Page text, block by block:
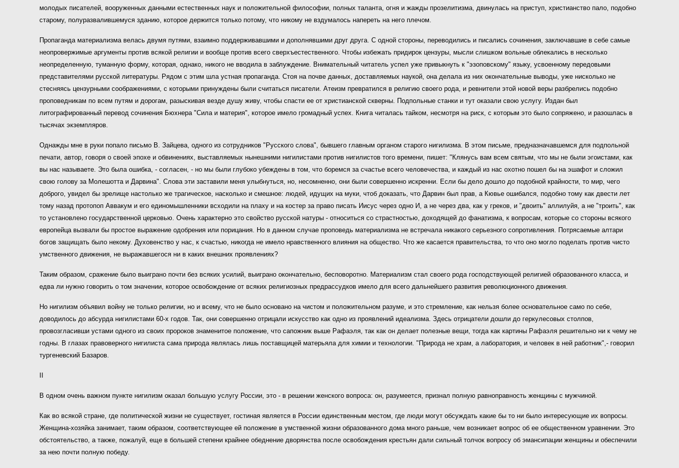
молодых писателей, вооруженных данными естественных наук и положительной философии, полных таланта, огня и жажды прозелитизма, двинулась на приступ, христианство пало, подобно
старому, полуразвалившемуся зданию, которое держится только потому, что никому не вздумалось напереть на него плечом.
Пропаганда материализма велась двумя путями, взаимно поддерживавшими и дополнявшими друг друга. С одной стороны, переводились и писались сочинения, заключавшие в себе самые
неопровержимые аргументы против всякой религии и вообще против всего сверхъестественного. Чтобы избежать придирок цензуры, мысли слишком вольные облекались в несколько
неопределенную, туманную форму, которая, однако, никого не вводила в заблуждение. Внимательный читатель успел уже привыкнуть к "эзоповскому" языку, усвоенному передовыми
представителями русской литературы. Рядом с этим шла устная пропаганда. Стоя на почве данных, доставляемых наукой, она делала из них окончательные выводы, уже нисколько не
стесняясь цензурными соображениями, с которыми принуждены были считаться писатели. Атеизм превратился в религию своего рода, и ревнители этой новой веры разбрелись подобно
проповедникам по всем путям и дорогам, разыскивая везде душу живу, чтобы спасти ее от христианской скверны. Подпольные станки и тут оказали свою услугу. Издан был
литографированный перевод сочинения Бюхнера "Сила и материя", которое имело громадный успех. Книга читалась тайком, несмотря на риск, с которым это было сопряжено, и разошлась в
тысячах экземпляров.
Однажды мне в руки попало письмо В. Зайцева, одного из сотрудников "Русского слова", бывшего главным органом старого нигилизма. В этом письме, предназначавшемся для подпольной
печати, автор, говоря о своей эпохе и обвинениях, выставляемых нынешними нигилистами против нигилистов того времени, пишет: "Клянусь вам всем святым, что мы не были эгоистами, как
вы нас называете. Это была ошибка, - согласен, - но мы были глубоко убеждены в том, что боремся за счастье всего человечества, и каждый из нас охотно пошел бы на эшафот и сложил
свою голову за Молешотта и Дарвина". Слова эти заставили меня улыбнуться, но, несомненно, они были совершенно искренни. Если бы дело дошло до подобной крайности, то мир, чего
доброго, увидел бы зрелище настолько же трагическое, насколько и смешное: людей, идущих на муки, чтоб доказать, что Дарвин был прав, а Кювье ошибался, подобно тому как двести лет
тому назад протопоп Аввакум и его единомышленники всходили на плаху и на костер за право писать Иисус через одно И, а не через два, как у греков, и "двоить" аллилуйя, а не "троить", как
то установлено государственной церковью. Очень характерно это свойство русской натуры - относиться со страстностью, доходящей до фанатизма, к вопросам, которые со стороны всякого
европейца вызвали бы простое выражение одобрения или порицания. Но в данном случае проповедь материализма не встречала никакого серьезного сопротивления. Потрясаемые алтари
богов защищать было некому. Духовенство у нас, к счастью, никогда не имело нравственного влияния на общество. Что же касается правительства, то что оно могло поделать против чисто
умственного движения, не выражавшегося ни в каких внешних проявлениях?
Таким образом, сражение было выиграно почти без всяких усилий, выиграно окончательно, бесповоротно. Материализм стал своего рода господствующей религией образованного класса, и
едва ли нужно говорить о том значении, которое освобождение от всяких религиозных предрассудков имело для всего дальнейшего развития революционного движения.
Но нигилизм объявил войну не только религии, но и всему, что не было основано на чистом и положительном разуме, и это стремление, как нельзя более основательное само по себе,
доводилось до абсурда нигилистами 60-х годов. Так, они совершенно отрицали искусство как одно из проявлений идеализма. Здесь отрицатели дошли до геркулесовых столпов,
провозгласивши устами одного из своих пророков знаменитое положение, что сапожник выше Рафаэля, так как он делает полезные вещи, тогда как картины Рафаэля решительно ни к чему не
годны. В глазах правоверного нигилиста сама природа являлась лишь поставщицей матерьяла для химии и технологии. "Природа не храм, а лаборатория, и человек в ней работник",- говорил
тургеневский Базаров.
В одном очень важном пункте нигилизм оказал большую услугу России, это - в решении женского вопроса: он, разумеется, признал полную равноправность женщины с мужчиной.
Как во всякой стране, где политической жизни не существует, гостиная является в России единственным местом, где люди могут обсуждать какие бы то ни было интересующие их вопросы.
Женщина-хозяйка занимает, таким образом, соответствующее ей положение в умственной жизни образованного дома много раньше, чем возникает вопрос об ее общественном уравнении. Это
обстоятельство, а также, пожалуй, еще в большей степени крайнее обеднение дворянства после освобождения крестьян дали сильный толчок вопросу об эмансипации женщины и обеспечили
за нею почти полную победу.